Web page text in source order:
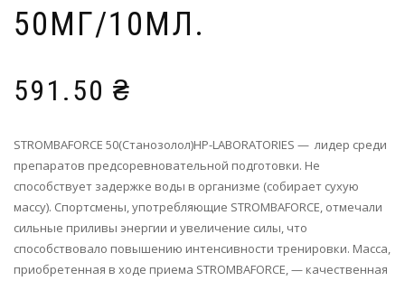
50МГ/10МЛ.
591.50 ₴
STROMBAFORCE 50(Станозолол)HP-LABORATORIES — лидер среди
препаратов предсоревновательной подготовки. Не
способствует задержке воды в организме (собирает сухую
массу). Спортсмены, употребляющие STROMBAFORCE, отмечали
сильные приливы энергии и увеличение силы, что
способствовало повышению интенсивности тренировки. Масса,
приобретенная в ходе приема STROMBAFORCE, — качественная